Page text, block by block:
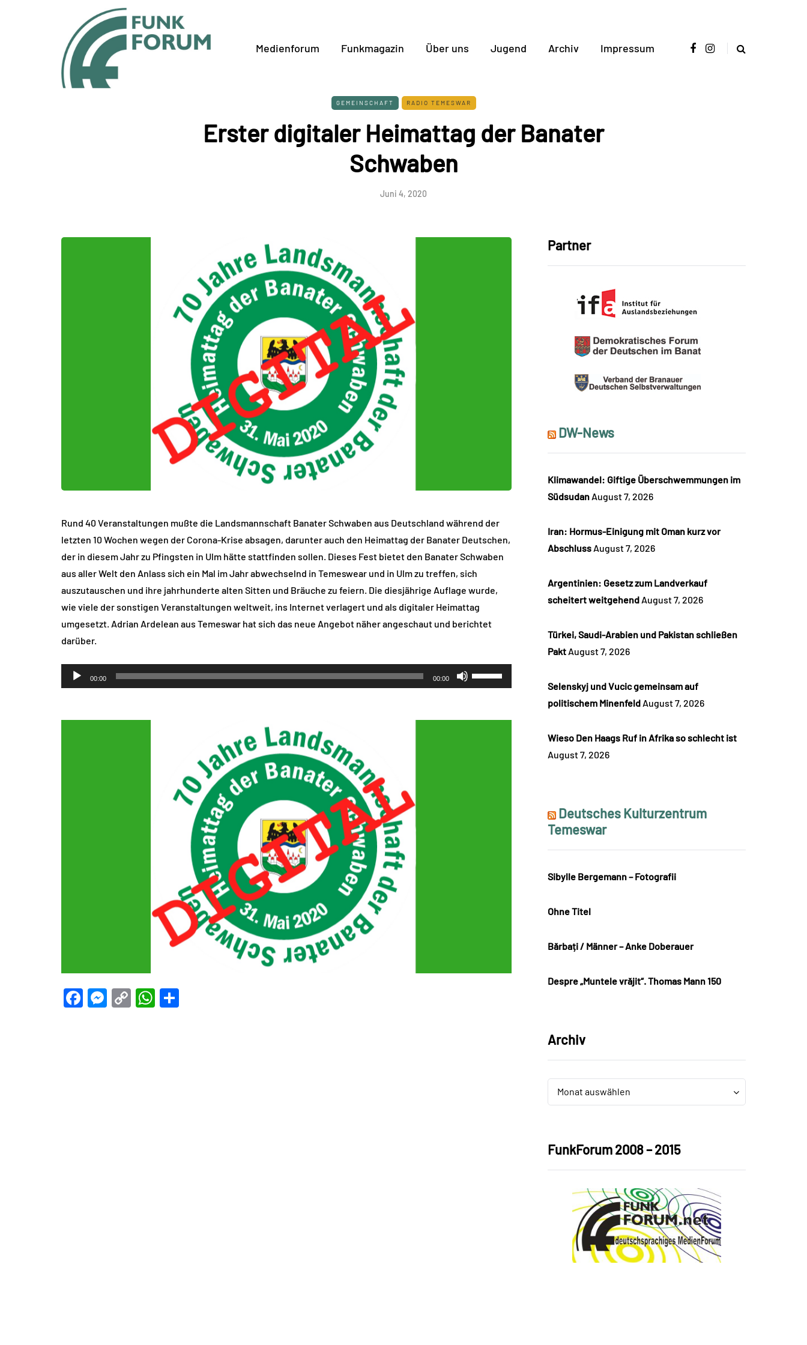
Medienforum Funkmagazin Über uns Jugend Archiv Impressum
GEMEINSCHAFT RADIO TEMESWAR
Erster digitaler Heimattag der Banater
Schwaben
Juni 4, 2020
Rund 40 Veranstaltungen mußte die Landsmannschaft Banater Schwaben aus Deutschland während der
letzten 10 Wochen wegen der Corona-Krise absagen, darunter auch den Heimattag der Banater Deutschen,
der in diesem Jahr zu Pfingsten in Ulm hätte stattfinden sollen. Dieses Fest bietet den Banater Schwaben
aus aller Welt den Anlass sich ein Mal im Jahr abwechselnd in Temeswear und in Ulm zu treffen, sich
auszutauschen und ihre jahrhunderte alten Sitten und Bräuche zu feiern. Die diesjährige Auflage wurde,
wie viele der sonstigen Veranstaltungen weltweit, ins Internet verlagert und als digitaler Heimattag
umgesetzt. Adrian Ardelean aus Temeswar hat sich das neue Angebot näher angeschaut und berichtet
darüber.
Audio-
Player
00:00 00:00
Pfeiltasten
Hoch/Runter
um
Facebook
Messenger
CopyWhatsApp
Partner
DW-News
Klimawandel: Giftige Überschwemmungen im
Südsudan August 7, 2026
Iran: Hormus-Einigung mit Oman kurz vor
Abschluss August 7, 2026
Argentinien: Gesetz zum Landverkauf
scheitert weitgehend August 7, 2026
Türkei, Saudi-Arabien und Pakistan schließen
Pakt August 7, 2026
Selenskyj und Vucic gemeinsam auf
politischem Minenfeld August 7, 2026
Wieso Den Haags Ruf in Afrika so schlecht ist
August 7, 2026
Deutsches Kulturzentrum
Temeswar
Sibylle Bergemann – Fotografii
Ohne Titel
Bărbați / Männer – Anke Doberauer
Despre „Muntele vrăjit“. Thomas Mann 150
Archiv
Archiv
Monat auswählen
Archiv
FunkForum 2008 – 2015